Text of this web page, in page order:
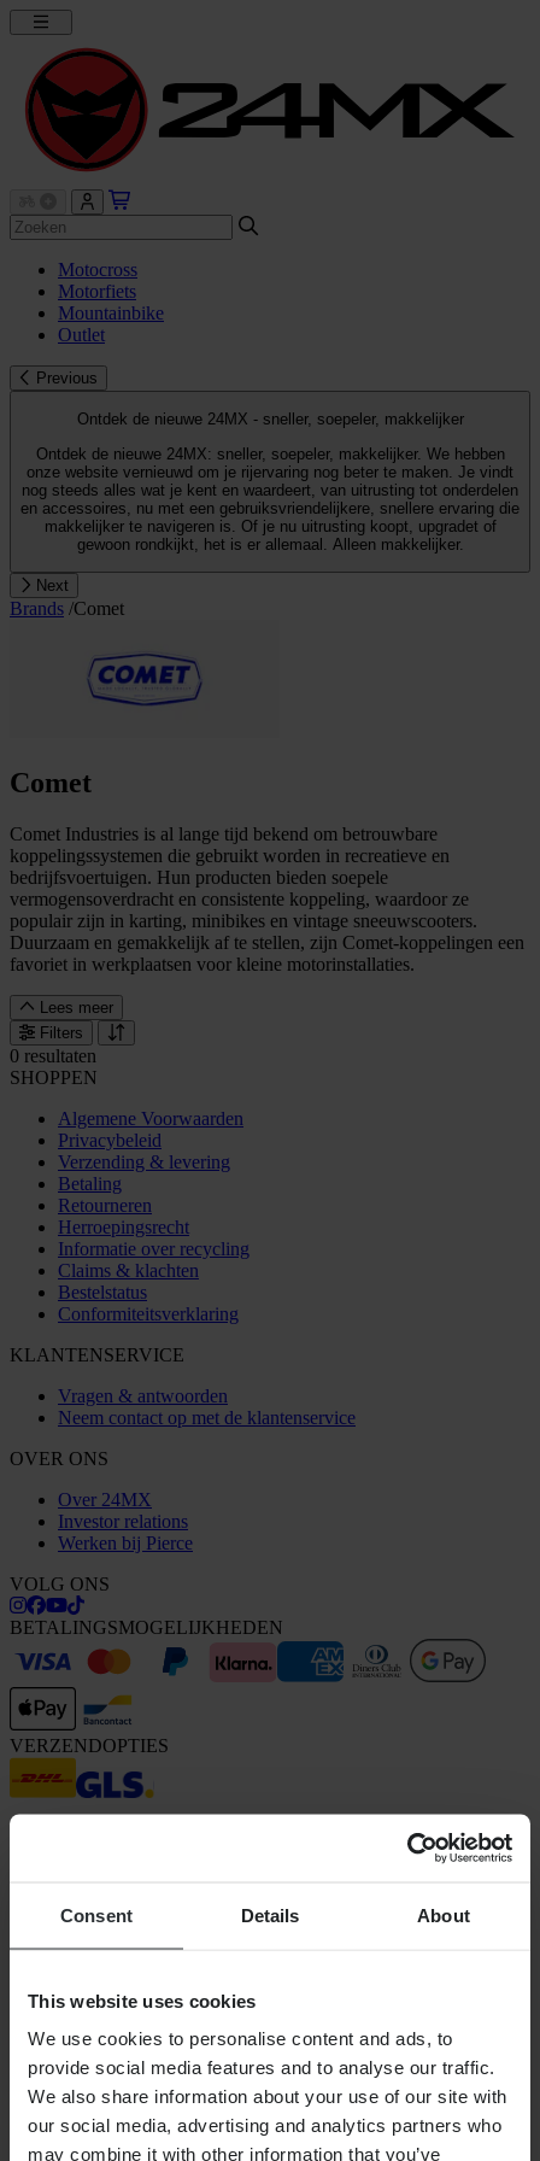
Consent Details About
This website uses cookies
We use cookies to personalise content and ads, to
provide social media features and to analyse our traffic.
We also share information about your use of our site with
our social media, advertising and analytics partners who
may combine it with other information that you’ve
Motocross
Motorfiets
Mountainbike
Outlet
Previous
Ontdek de nieuwe 24MX - sneller, soepeler, makkelijker
Ontdek de nieuwe 24MX: sneller, soepeler, makkelijker. We hebben
onze website vernieuwd om je rijervaring nog beter te maken. Je vindt
nog steeds alles wat je kent en waardeert, van uitrusting tot onderdelen
en accessoires, nu met een gebruiksvriendelijkere, snellere ervaring die
makkelijker te navigeren is. Of je nu uitrusting koopt, upgradet of
gewoon rondkijkt, het is er allemaal. Alleen makkelijker.
Next
Brands /Comet
Comet
Comet Industries is al lange tijd bekend om betrouwbare
koppelingssystemen die gebruikt worden in recreatieve en
bedrijfsvoertuigen. Hun producten bieden soepele
vermogensoverdracht en consistente koppeling, waardoor ze
populair zijn in karting, minibikes en vintage sneeuwscooters.
Duurzaam en gemakkelijk af te stellen, zijn Comet-koppelingen een
favoriet in werkplaatsen voor kleine motorinstallaties.
Lees meer
Filters
0 resultaten
SHOPPEN
Algemene Voorwaarden
Privacybeleid
Verzending & levering
Betaling
Retourneren
Herroepingsrecht
Informatie over recycling
Claims & klachten
Bestelstatus
Conformiteitsverklaring
KLANTENSERVICE
Vragen & antwoorden
Neem contact op met de klantenservice
OVER ONS
Over 24MX
Investor relations
Werken bij Pierce
VOLG ONS
BETALINGSMOGELIJKHEDEN
VERZENDOPTIES
Pierce Group AB | Fleminggatan 20A, 112 26 Stockholm, Zweden
Bedrijfsregistratienummer: 556763-1592
Gevolmachtigde vertegenwoordiger: Göran Dahlin
Btw-registratienummer: OSS VAT NO SE556763159201
Algemene Voorwaarden